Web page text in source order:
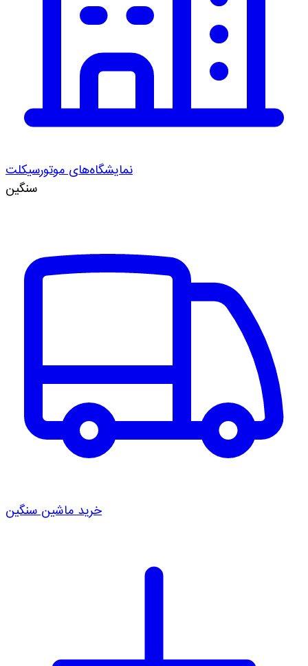
نمایشگاه‌های موتورسیکلت
سنگین
خرید ماشین سنگین